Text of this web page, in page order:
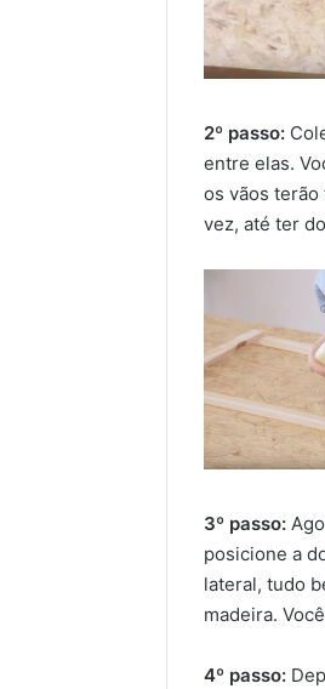
2º passo:
entre elas.
os vãos
vez, até ter
3º passo:
posicione a
lateral, tudo
madeira.
4º passo: